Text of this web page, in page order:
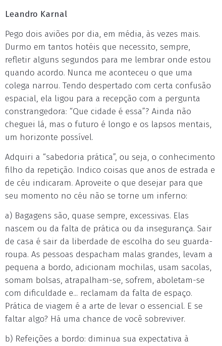
Leandro Karnal
Pego dois aviões por dia, em média, às vezes mais.
Durmo em tantos hotéis que necessito, sempre,
refletir alguns segundos para me lembrar onde estou
quando acordo. Nunca me aconteceu o que uma
colega narrou. Tendo despertado com certa confusão
espacial, ela ligou para a recepção com a pergunta
constrangedora: “Que cidade é essa”? Ainda não
cheguei lá, mas o futuro é longo e os lapsos mentais,
um horizonte possível.
Adquiri a “sabedoria prática”, ou seja, o conhecimento
filho da repetição. Indico coisas que anos de estrada e
de céu indicaram. Aproveite o que desejar para que
seu momento no céu não se torne um inferno:
a) Bagagens são, quase sempre, excessivas. Elas
nascem ou da falta de prática ou da insegurança. Sair
de casa é sair da liberdade de escolha do seu guarda-
roupa. As pessoas despacham malas grandes, levam a
pequena a bordo, adicionam mochilas, usam sacolas,
somam bolsas, atrapalham-se, sofrem, aboletam-se
com dificuldade e... reclamam da falta de espaço.
Prática de viagem é a arte de levar o essencial. E se
faltar algo? Há uma chance de você sobreviver.
b) Refeições a bordo: diminua sua expectativa à